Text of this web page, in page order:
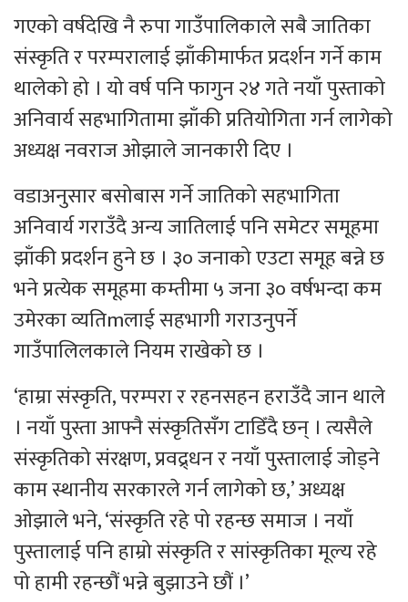
गएको वर्षदेखि नै रुपा गाउँपालिकाले सबै जातिका
संस्कृति र परम्परालाई झाँकीमार्फत प्रदर्शन गर्ने काम
थालेको हो । यो वर्ष पनि फागुन २४ गते नयाँ पुस्ताको
अनिवार्य सहभागितामा झाँकी प्रतियोगिता गर्न लागेको
अध्यक्ष नवराज ओझाले जानकारी दिए ।
वडाअनुसार बसोबास गर्ने जातिको सहभागिता
अनिवार्य गराउँदै अन्य जातिलाई पनि समेटर समूहमा
झाँकी प्रदर्शन हुने छ । ३० जनाको एउटा समूह बन्ने छ
भने प्रत्येक समूहमा कम्तीमा ५ जना ३० वर्षभन्दा कम
उमेरका व्यतिmलाई सहभागी गराउनुपर्ने
गाउँपालिलकाले नियम राखेको छ ।
‘हाम्रा संस्कृति, परम्परा र रहनसहन हराउँदै जान थाले
। नयाँ पुस्ता आफ्नै संस्कृतिसँग टाडिँदै छन् । त्यसैले
संस्कृतिको संरक्षण, प्रवद्र्धन र नयाँ पुस्तालाई जोड्ने
काम स्थानीय सरकारले गर्न लागेको छ,’ अध्यक्ष
ओझाले भने, ‘संस्कृति रहे पो रहन्छ समाज । नयाँ
पुस्तालाई पनि हाम्रो संस्कृति र सांस्कृतिका मूल्य रहे
पो हामी रहन्छौं भन्ने बुझाउने छौं ।’